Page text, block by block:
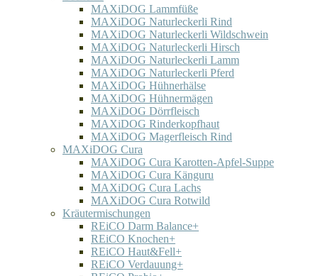
MAXiDOG Lammfüße
MAXiDOG Naturleckerli Rind
MAXiDOG Naturleckerli Wildschwein
MAXiDOG Naturleckerli Hirsch
MAXiDOG Naturleckerli Lamm
MAXiDOG Naturleckerli Pferd
MAXiDOG Hühnerhälse
MAXiDOG Hühnermägen
MAXiDOG Dörrfleisch
MAXiDOG Rinderkopfhaut
MAXiDOG Magerfleisch Rind
MAXiDOG Cura
MAXiDOG Cura Karotten-Apfel-Suppe
MAXiDOG Cura Känguru
MAXiDOG Cura Lachs
MAXiDOG Cura Rotwild
Kräutermischungen
REiCO Darm Balance+
REiCO Knochen+
REiCO Haut&Fell+
REiCO Verdauung+